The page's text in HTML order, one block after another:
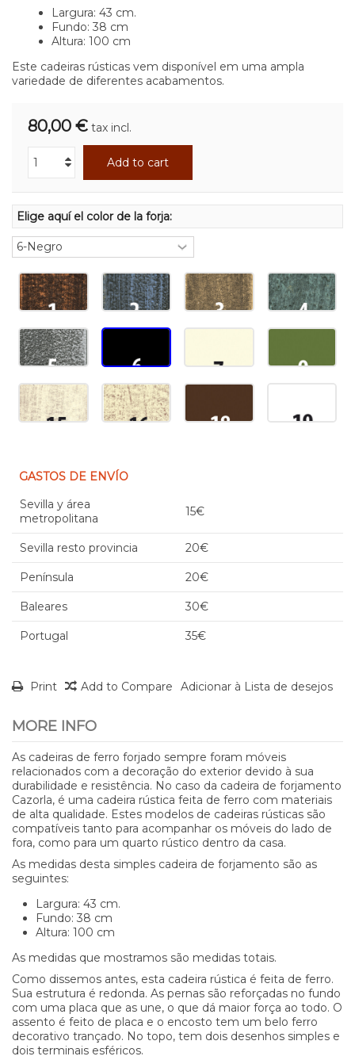
Largura: 43 cm.
Fundo: 38 cm
Altura: 100 cm
Este cadeiras rústicas vem disponível em uma ampla
variedade de diferentes acabamentos.
80,00 € tax incl.
Add to cart
Elige aquí el color de la forja:
GASTOS DE ENVÍO
Sevilla y área
metropolitana
15€
Sevilla resto provincia 20€
Península 20€
Baleares 30€
Portugal 35€
Print Add to Compare Adicionar à Lista de desejos
MORE INFO
As cadeiras de ferro forjado sempre foram móveis
relacionados com a decoração do exterior devido à sua
durabilidade e resistência. No caso da cadeira de forjamento
Cazorla, é uma cadeira rústica feita de ferro com materiais
de alta qualidade. Estes modelos de cadeiras rústicas são
compatíveis tanto para acompanhar os móveis do lado de
fora, como para um quarto rústico dentro da casa.
As medidas desta simples cadeira de forjamento são as
seguintes:
Largura: 43 cm.
Fundo: 38 cm
Altura: 100 cm
As medidas que mostramos são medidas totais.
Como dissemos antes, esta cadeira rústica é feita de ferro.
Sua estrutura é redonda. As pernas são reforçadas no fundo
com uma placa que as une, o que dá maior força ao todo. O
assento é feito de placa e o encosto tem um belo ferro
decorativo trançado. No topo, tem dois desenhos simples e
dois terminais esféricos.